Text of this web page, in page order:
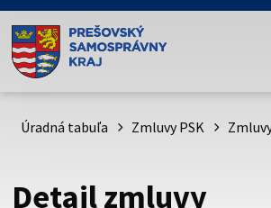
Doména psk.sk je oficiálna
Toto je oficiálna webová stránka
psk.sk.
Buďte pozorní a vždy sa uistite, že
Úradná tabuľa Zmluvy PSK
Detail zmluvy